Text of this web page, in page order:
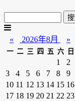
« 2026年8月 »
一 二 三 四 五 六 日
1
2
3
4 5 6 7 8
9
10 11 12 13 14 15 16
17 18 19 20 21 22 23